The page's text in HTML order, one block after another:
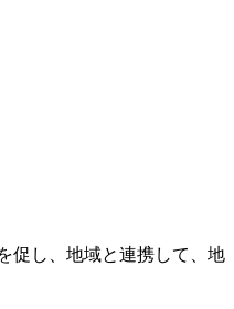
促し、地域と連携して、地